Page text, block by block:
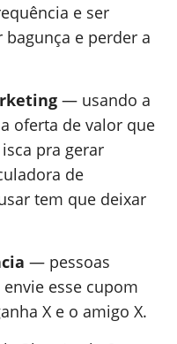
e ser
e perder a
— usando a
oferta de valor que
pra gerar
de
tem que deixar
— pessoas
esse cupom
X e o amigo X.